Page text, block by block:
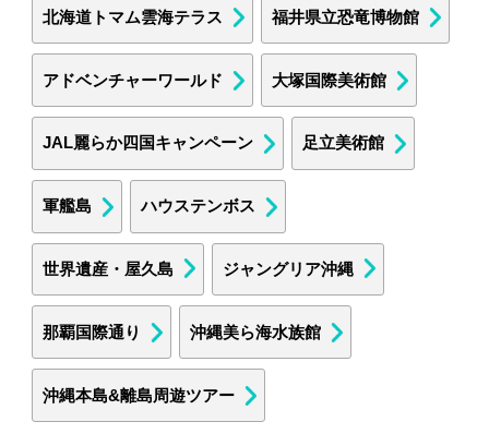
北海道トマム雲海テラス 福井県立恐竜博物館
アドベンチャーワールド 大塚国際美術館
JAL麗らか四国キャンペーン 足立美術館
軍艦島 ハウステンボス
世界遺産・屋久島 ジャングリア沖縄
那覇国際通り 沖縄美ら海水族館
沖縄本島&離島周遊ツアー